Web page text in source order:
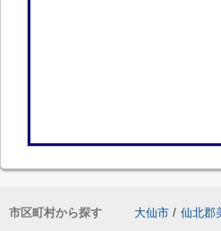
市区町村から探す 大仙市 / 仙北郡